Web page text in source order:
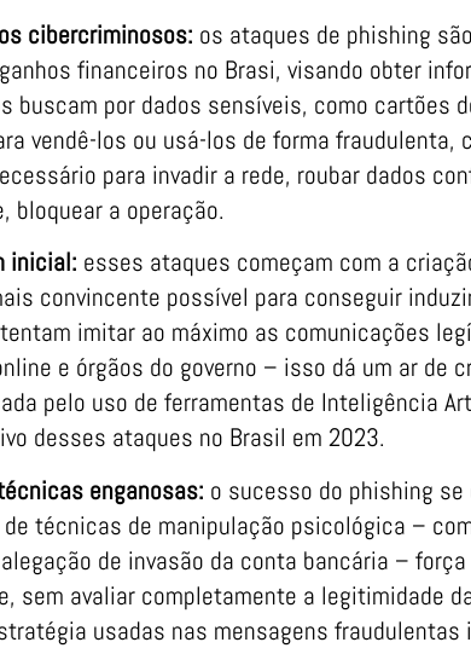
cibercriminosos: os ataques de phishing
financeiros no Brasi, visando obter
buscam por dados sensíveis, como cartões
vendê-los ou usá-los de forma fraudulenta,
para invadir a rede, roubar dados
bloquear a operação.
inicial: esses ataques começam com a
convincente possível para conseguir
imitar ao máximo as comunicações
e órgãos do governo – isso dá um ar de
pelo uso de ferramentas de Inteligência
desses ataques no Brasil em 2023.
enganosas: o sucesso do phishing
de técnicas de manipulação psicológica –
de invasão da conta bancária –
sem avaliar completamente a legitimidade
usadas nas mensagens fraudulentas